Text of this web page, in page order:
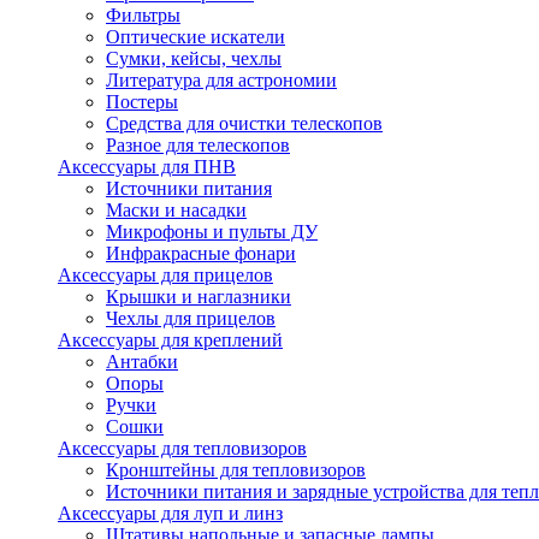
Фильтры
Оптические искатели
Сумки, кейсы, чехлы
Литература для астрономии
Постеры
Средства для очистки телескопов
Разное для телескопов
Аксессуары для ПНВ
Источники питания
Маски и насадки
Микрофоны и пульты ДУ
Инфракрасные фонари
Аксессуары для прицелов
Крышки и наглазники
Чехлы для прицелов
Аксессуары для креплений
Антабки
Опоры
Ручки
Сошки
Аксессуары для тепловизоров
Кронштейны для тепловизоров
Источники питания и зарядные устройства для
Аксессуары для луп и линз
Штативы напольные и запасные лампы